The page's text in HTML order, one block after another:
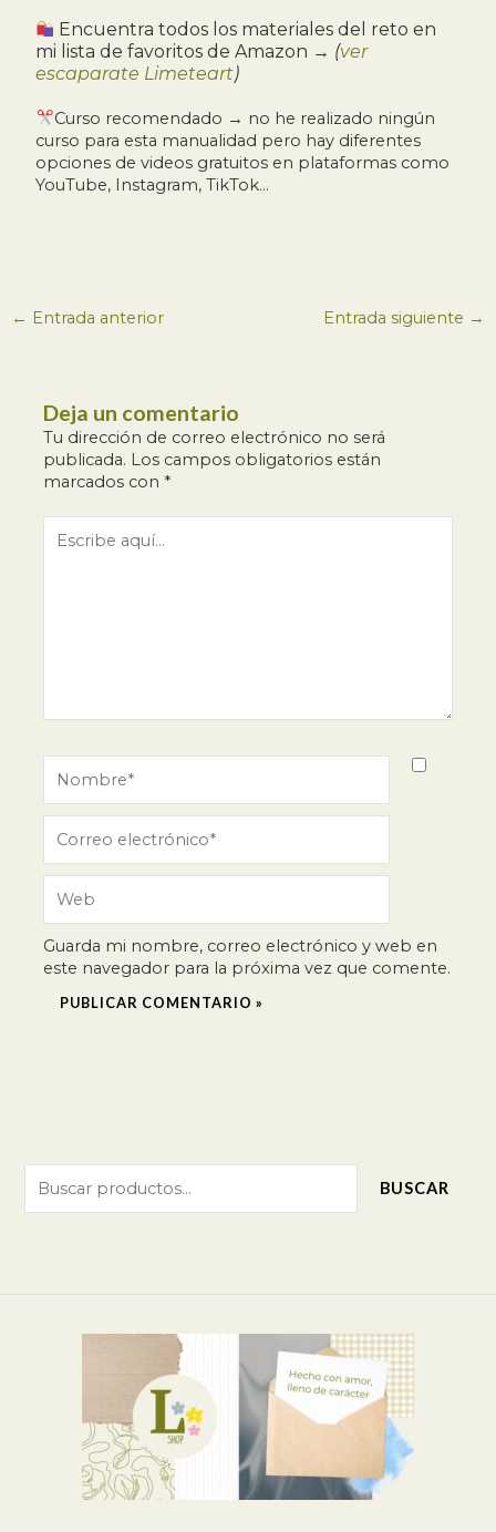
BUSCAR
Encuentra todos los materiales del reto en
mi lista de favoritos de Amazon → (ver
escaparate Limeteart)
Curso recomendado → no he realizado ningún
curso para esta manualidad pero hay diferentes
opciones de videos gratuitos en plataformas como
YouTube, Instagram, TikTok…
← Entrada anterior Entrada siguiente →
Deja un comentario
Tu dirección de correo electrónico no será
publicada. Los campos obligatorios están
marcados con *
aquí...
electrónico*
Guarda mi nombre, correo electrónico y web en
este navegador para la próxima vez que comente.